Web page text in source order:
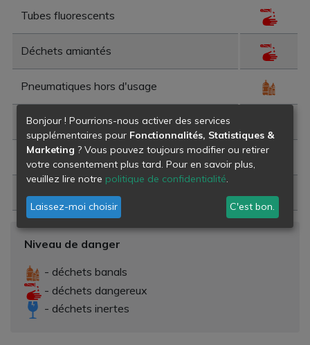
Tubes fluorescents
Déchets amiantés
Pneumatiques hors d'usage
Déchets de bois
Mobilier hors d'usage
Niveau de danger
- déchets banals
- déchets dangereux
- déchets inertes
Bonjour ! Pourrions-nous activer des services
supplémentaires pour Fonctionnalités, Statistiques &
Marketing ? Vous pouvez toujours modifier ou retirer
votre consentement plus tard. Pour en savoir plus,
veuillez lire notre politique de confidentialité.
Laissez-moi choisir C'est bon.